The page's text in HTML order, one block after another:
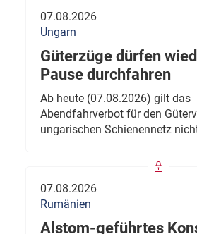
07.08.2026
Ungarn
Güterzüge dürfen
Pause durchfahren
Ab heute (07.08.2026) gilt das
Abendfahrverbot für den
ungarischen Schienennetz
07.08.2026
Rumänien
Alstom-geführtes